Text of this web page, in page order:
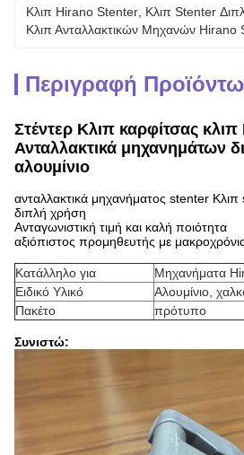
Κλιπ Hirano Stenter Κλιπ Stenter
Κλιπ Ανταλλακτικών Μηχανών Hirano
Περιγραφή
Στέντερ Κλιπ καρφίτσας
Ανταλλακτικά μηχανημάτων
αλουμίνιο
ανταλλακτικά μηχανήματος stenter
διπλή χρήση
Ανταγωνιστική τιμή και καλή ποιότητα
αξιόπιστος προμηθευτής με
Κατάλληλο για
Μηχανήματα
Ειδικό Υλικό
Αλουμίνιο,
Πακέτο
πρότυπο
Συνιστώ: